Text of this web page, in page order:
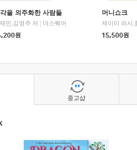
을 외주화한 사람들
민,김영주 저
더스퀘어
원
머니쇼크
15,500원
중고샵